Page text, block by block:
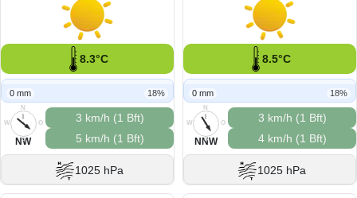
8.3°C
0 mm 18%
N
O
S
W
NW
3 km/h (1 Bft)
5 km/h (1 Bft)
1025 hPa
8.5°C
0 mm 18%
N
O
S
W
NNW
3 km/h (1 Bft)
4 km/h (1 Bft)
1025 hPa